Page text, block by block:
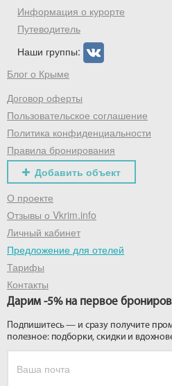
Информация о курорте
Путеводитель
Наши группы:
Блог о Крыме
Договор оферты
Пользовательское соглашение
Политика конфиденциальности
Правила бронирования
Добавить объект
О проекте
Отзывы о Vkrim.info
Личный кабинет
Предложение для отелей
Тарифы
Контакты
Дарим -5% на первое
Подпишитесь — и сразу получите
полезное: подборки, скидки и
Хочешь дешевле?
промокод на первое